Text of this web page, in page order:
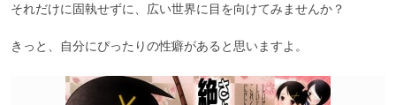
それだけに固執せずに、広い世界に目を向けてみませんか？
きっと、自分にぴったりの性癖があると思いますよ。